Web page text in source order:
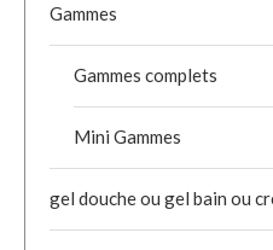
Gammes
Gammes complets
Mini Gammes
gel douche ou gel bain ou